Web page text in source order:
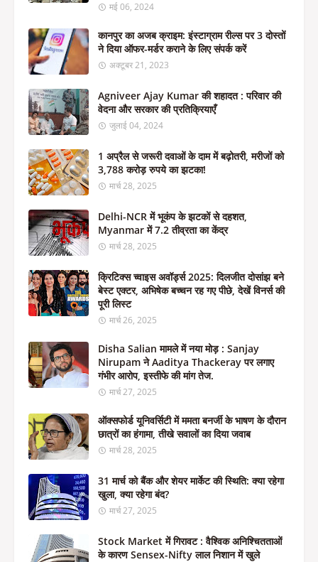
मई 06, 2024
कानपुर का अजब क्राइम: इंस्टाग्राम रील्स पर 3 दोस्तों
ने दिया ऑफर-मर्डर कराने के लिए संपर्क करें
अक्टूबर 21, 2023
Agniveer Ajay Kumar की शहादत : परिवार की
वेदना और सरकार की प्रतिक्रियाएँ
जुलाई 04, 2024
1 अप्रैल से जरूरी दवाओं के दाम में बढ़ोतरी, मरीजों को
3,788 करोड़ रुपये का झटका!
मार्च 28, 2025
Delhi-NCR में भूकंप के झटकों से दहशत,
Myanmar में 7.2 तीव्रता का केंद्र
मार्च 28, 2025
क्रिटिक्स च्वाइस अवॉर्ड्स 2025: दिलजीत दोसांझ बने
बेस्ट एक्टर, अभिषेक बच्चन रह गए पीछे, देखें विनर्स की
पूरी लिस्ट
मार्च 26, 2025
Disha Salian मामले में नया मोड़ : Sanjay
Nirupam ने Aaditya Thackeray पर लगाए
गंभीर आरोप, इस्तीफे की मांग तेज.
मार्च 27, 2025
ऑक्सफोर्ड यूनिवर्सिटी में ममता बनर्जी के भाषण के दौरान
छात्रों का हंगामा, तीखे सवालों का दिया जवाब
मार्च 28, 2025
31 मार्च को बैंक और शेयर मार्केट की स्थिति: क्या रहेगा
खुला, क्या रहेगा बंद?
मार्च 27, 2025
Stock Market में गिरावट : वैश्विक अनिश्चितताओं
के कारण Sensex-Nifty लाल निशान में खुले